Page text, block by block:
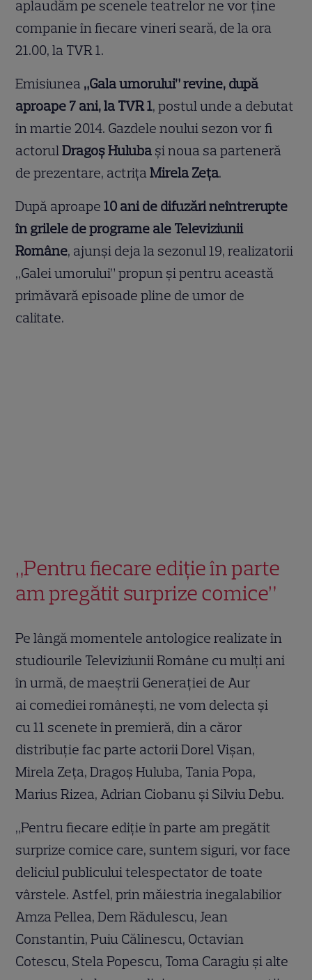
aplaudăm pe scenele teatrelor ne vor ţine
companie în fiecare vineri seară, de la ora
21.00, la TVR 1.
Emisiunea „Gala umorului” revine, după
aproape 7 ani, la TVR 1, postul unde a debutat
în martie 2014. Gazdele noului sezon vor fi
actorulDragoş Huluba şi noua sa parteneră
de prezentare, actriţaMirela Zeţa.
După aproape 10 ani de difuzări neîntrerupte
în grilele de programe ale Televiziunii
Române, ajunşi deja la sezonul 19, realizatorii
„Galei umorului” propun şi pentru această
primăvară episoade pline de umor de
calitate.
„Pentru fiecare ediţie în parte
am pregătit surprize comice”
Pe lângă momentele antologice realizate în
studiourile Televiziunii Române cu mulţi ani
în urmă, de maeştrii Generaţiei de Aur
ai comediei româneşti, ne vom delecta şi
cu 11 scenete în premieră, din a căror
distribuţie fac parte actorii Dorel Vișan,
Mirela Zeța, Dragoș Huluba, Tania Popa,
Marius Rizea, Adrian Ciobanu şi Silviu Debu.
„Pentru fiecare ediţie în parte am pregătit
surprize comice care, suntem siguri, vor face
deliciul publicului telespectator de toate
vârstele. Astfel, prin măiestria inegalabilior
Amza Pellea, Dem Rădulescu, Jean
Constantin, Puiu Călinescu, Octavian
Cotescu, Stela Popescu, Toma Caragiu şi alte